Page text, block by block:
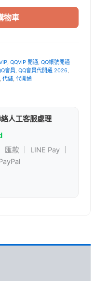
。
NT$300.00。
物車
QQVIP 開通 QQ帳號開通
會員 QQ會員代開通 2026
代儲 代開通
人工客服處理
匯款 ｜ LINE Pay ｜